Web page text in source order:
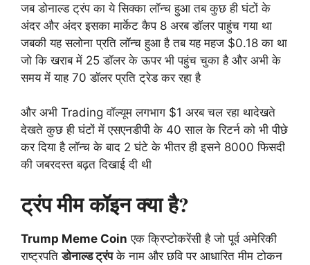
जब डोनाल्ड ट्रंप का ये सिक्का लॉन्च हुआ तब कुछ ही घंटों के
अंदर और अंदर इसका मार्केट कैप 8 अरब डॉलर पाहुंच गया था
जबकी यह सलोना प्रति लॉन्च हुआ है तब यह महज $0.18 का था
जो कि खराब में 25 डॉलर के ऊपर भी पहुंच चुका है और अभी के
समय में याह 70 डॉलर प्रति ट्रेड कर रहा है
और अभी Trading वॉल्यूम लगभाग $1 अरब चल रहा थादेखते
देखते कुछ ही घंटों में एसएनडीपी के 40 साल के रिटर्न को भी पीछे
कर दिया है लॉन्च के बाद 2 घंटे के भीतर ही इसने 8000 फिसदी
की जबरदस्त बढ़त दिखाई दी थी
ट्रंप मीम कॉइन क्या है?
Trump Meme Coin एक क्रिप्टोकरेंसी है जो पूर्व अमेरिकी
राष्ट्रपतिडोनाल्ड ट्रंपके नाम और छवि पर आधारित मीम टोकन